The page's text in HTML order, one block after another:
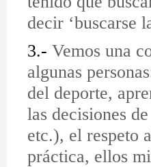
decir ‘buscarse
3.- Vemos una
algunas
del deporte,
las decisiones
etc.), el respeto
práctica, ellos